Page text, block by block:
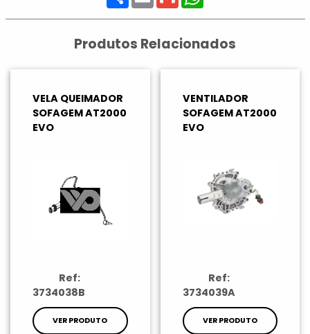
Produtos Relacionados
VELA QUEIMADOR
SOFAGEM AT2000
EVO
Ref:
3734038B
VER PRODUTO
VENTILADOR
SOFAGEM AT2000
EVO
Ref:
3734039A
VER PRODUTO